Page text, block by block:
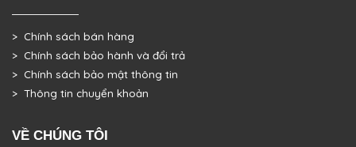
> Chính sách bán hàng
> Chính sách bảo hành và đổi trả
> Chính sách bảo mật thông tin
> Thông tin chuyển khoản
VỀ CHÚNG TÔI